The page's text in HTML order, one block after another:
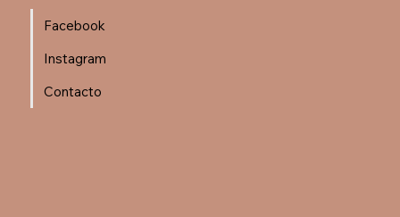
Facebook
Instagram
Contacto